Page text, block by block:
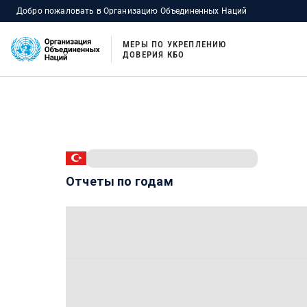
Добро пожаловать в Организацию Объединенных Наций
МЕРЫ ПО УКРЕПЛЕНИЮ
ДОВЕРИЯ КБО
Отчеты по годам